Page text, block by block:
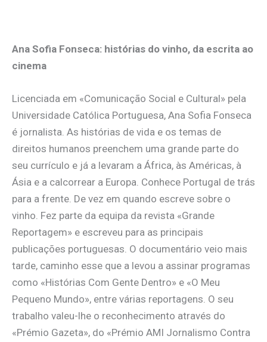
Ana Sofia Fonseca: histórias do vinho, da escrita ao
cinema
Licenciada em «Comunicação Social e Cultural» pela
Universidade Católica Portuguesa, Ana Sofia Fonseca
é jornalista. As histórias de vida e os temas de
direitos humanos preenchem uma grande parte do
seu currículo e já a levaram a África, às Américas, à
Ásia e a calcorrear a Europa. Conhece Portugal de trás
para a frente. De vez em quando escreve sobre o
vinho. Fez parte da equipa da revista «Grande
Reportagem» e escreveu para as principais
publicações portuguesas. O documentário veio mais
tarde, caminho esse que a levou a assinar programas
como «Histórias Com Gente Dentro» e «O Meu
Pequeno Mundo», entre várias reportagens. O seu
trabalho valeu-lhe o reconhecimento através do
«Prémio Gazeta», do «Prémio AMI Jornalismo Contra